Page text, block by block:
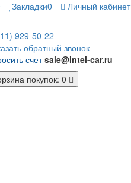
Закладки0 Личный кабинет
929-50-22
обратный звонок
счет sale@intel-car.ru
покупок: 0